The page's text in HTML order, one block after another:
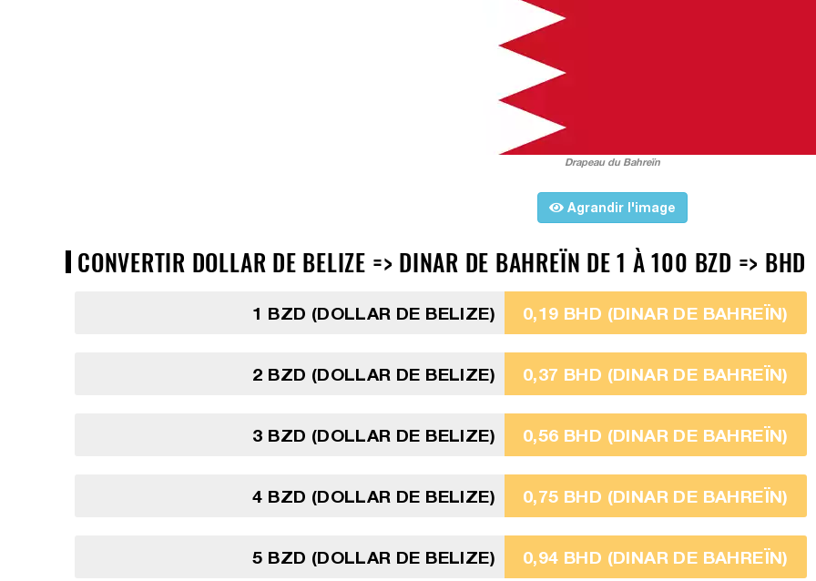
Drapeau du Bahreïn
Agrandir l'image
CONVERTIR DOLLAR DE BELIZE => DINAR DE BAHREÏN DE 1 À 100 BZD => BHD
1 BZD (DOLLAR DE BELIZE) 0,19 BHD (DINAR DE BAHREÏN)
2 BZD (DOLLAR DE BELIZE) 0,37 BHD (DINAR DE BAHREÏN)
3 BZD (DOLLAR DE BELIZE) 0,56 BHD (DINAR DE BAHREÏN)
4 BZD (DOLLAR DE BELIZE) 0,75 BHD (DINAR DE BAHREÏN)
5 BZD (DOLLAR DE BELIZE) 0,94 BHD (DINAR DE BAHREÏN)